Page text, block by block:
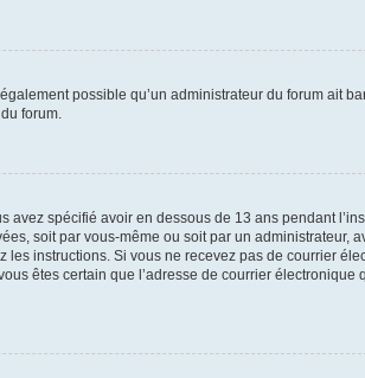
possible qu’un administrateur du forum ait
forum.
spécifié avoir en dessous de 13 ans pendant
soit par vous-même ou soit par un administrateur,
instructions. Si vous ne recevez pas de courrier
êtes certain que l’adresse de courrier électronique